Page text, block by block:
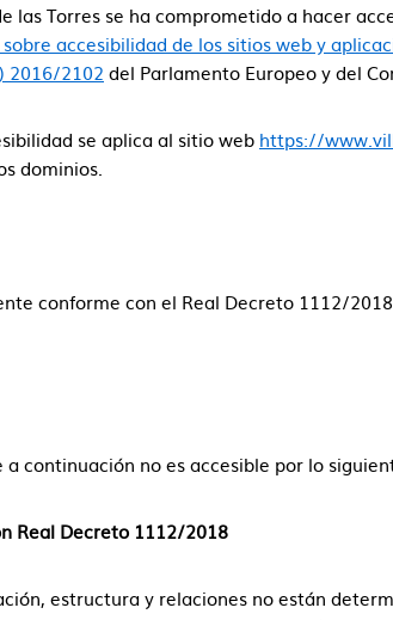
las Torres se ha comprometido a hacer
accesibilidad de los sitios web y
2016/2102 del Parlamento Europeo y del
se aplica al sitio web https://
dominios.
conforme con el Real Decreto 1112/
continuación no es accesible por lo
Real Decreto 1112/2018
estructura y relaciones no están